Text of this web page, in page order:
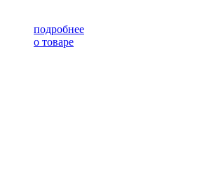
подробнее
о товаре